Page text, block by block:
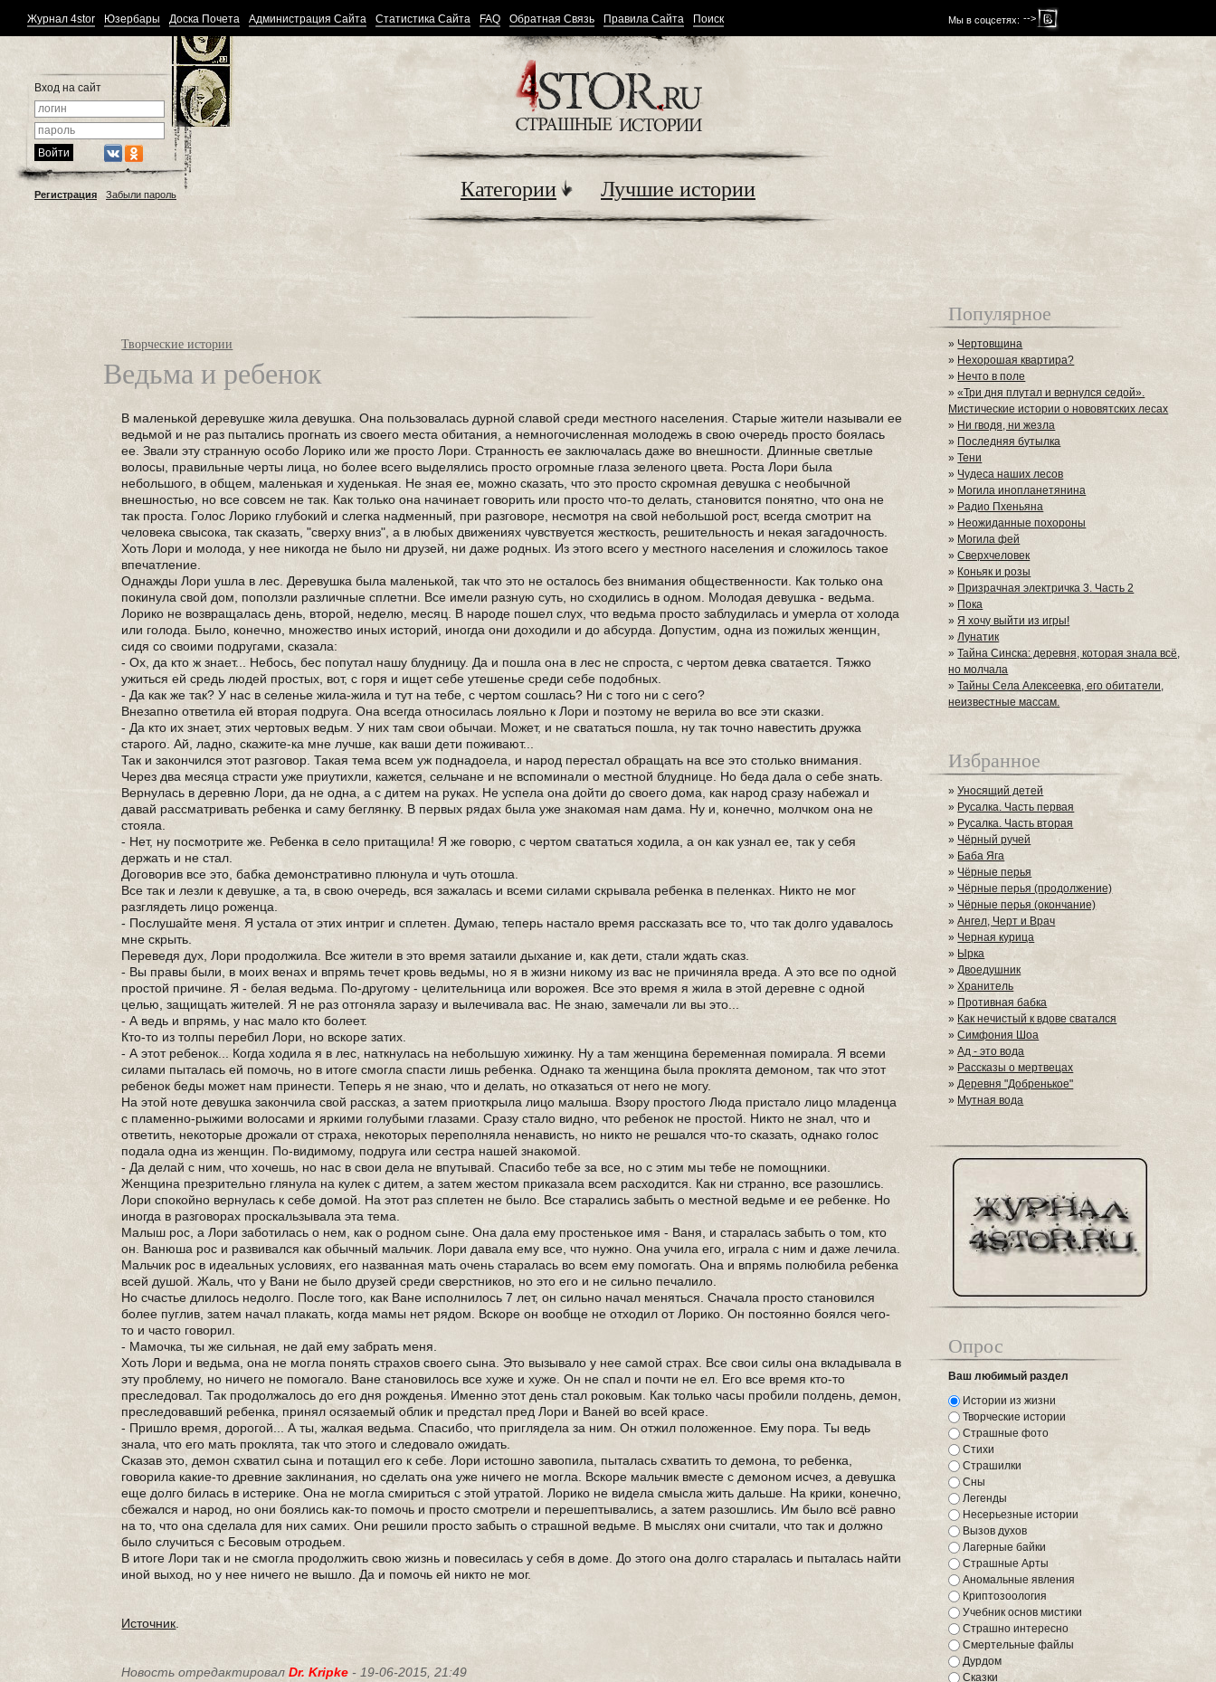
Мы в соцсетях: -->
Журнал 4stor Юзербары Доска Почета Администрация Сайта Статистика Сайта FAQ Обратная Связь Правила Сайта Поиск
Вход на сайт
Регистрация Забыли пароль Категории Лучшие истории
Творческие истории
Ведьма и ребенок
В маленькой деревушке жила девушка. Она пользовалась дурной славой среди местного населения. Старые жители называли ее
ведьмой и не раз пытались прогнать из своего места обитания, а немногочисленная молодежь в свою очередь просто боялась
ее. Звали эту странную особо Лорико или же просто Лори. Странность ее заключалась даже во внешности. Длинные светлые
волосы, правильные черты лица, но более всего выделялись просто огромные глаза зеленого цвета. Роста Лори была
небольшого, в общем, маленькая и худенькая. Не зная ее, можно сказать, что это просто скромная девушка с необычной
внешностью, но все совсем не так. Как только она начинает говорить или просто что-то делать, становится понятно, что она не
так проста. Голос Лорико глубокий и слегка надменный, при разговоре, несмотря на свой небольшой рост, всегда смотрит на
человека свысока, так сказать, "сверху вниз", а в любых движениях чувствуется жесткость, решительность и некая загадочность.
Хоть Лори и молода, у нее никогда не было ни друзей, ни даже родных. Из этого всего у местного населения и сложилось такое
впечатление.
Однажды Лори ушла в лес. Деревушка была маленькой, так что это не осталось без внимания общественности. Как только она
покинула свой дом, поползли различные сплетни. Все имели разную суть, но сходились в одном. Молодая девушка - ведьма.
Лорико не возвращалась день, второй, неделю, месяц. В народе пошел слух, что ведьма просто заблудилась и умерла от холода
или голода. Было, конечно, множество иных историй, иногда они доходили и до абсурда. Допустим, одна из пожилых женщин,
сидя со своими подругами, сказала:
- Ох, да кто ж знает... Небось, бес попутал нашу блудницу. Да и пошла она в лес не спроста, с чертом девка сватается. Тяжко
ужиться ей средь людей простых, вот, с горя и ищет себе утешенье среди себе подобных.
- Да как же так? У нас в селенье жила-жила и тут на тебе, с чертом сошлась? Ни с того ни с сего?
Внезапно ответила ей вторая подруга. Она всегда относилась лояльно к Лори и поэтому не верила во все эти сказки.
- Да кто их знает, этих чертовых ведьм. У них там свои обычаи. Может, и не свататься пошла, ну так точно навестить дружка
старого. Ай, ладно, скажите-ка мне лучше, как ваши дети поживают...
Так и закончился этот разговор. Такая тема всем уж поднадоела, и народ перестал обращать на все это столько внимания.
Через два месяца страсти уже приутихли, кажется, сельчане и не вспоминали о местной блуднице. Но беда дала о себе знать.
Вернулась в деревню Лори, да не одна, а с дитем на руках. Не успела она дойти до своего дома, как народ сразу набежал и
давай рассматривать ребенка и саму беглянку. В первых рядах была уже знакомая нам дама. Ну и, конечно, молчком она не
стояла.
- Нет, ну посмотрите же. Ребенка в село притащила! Я же говорю, с чертом свататься ходила, а он как узнал ее, так у себя
держать и не стал.
Договорив все это, бабка демонстративно плюнула и чуть отошла.
Все так и лезли к девушке, а та, в свою очередь, вся зажалась и всеми силами скрывала ребенка в пеленках. Никто не мог
разглядеть лицо роженца.
- Послушайте меня. Я устала от этих интриг и сплетен. Думаю, теперь настало время рассказать все то, что так долго удавалось
мне скрыть.
Переведя дух, Лори продолжила. Все жители в это время затаили дыхание и, как дети, стали ждать сказ.
- Вы правы были, в моих венах и впрямь течет кровь ведьмы, но я в жизни никому из вас не причиняла вреда. А это все по одной
простой причине. Я - белая ведьма. По-другому - целительница или ворожея. Все это время я жила в этой деревне с одной
целью, защищать жителей. Я не раз отгоняла заразу и вылечивала вас. Не знаю, замечали ли вы это...
- А ведь и впрямь, у нас мало кто болеет.
Кто-то из толпы перебил Лори, но вскоре затих.
- А этот ребенок... Когда ходила я в лес, наткнулась на небольшую хижинку. Ну а там женщина беременная помирала. Я всеми
силами пыталась ей помочь, но в итоге смогла спасти лишь ребенка. Однако та женщина была проклята демоном, так что этот
ребенок беды может нам принести. Теперь я не знаю, что и делать, но отказаться от него не могу.
На этой ноте девушка закончила свой рассказ, а затем приоткрыла лицо малыша. Взору простого Люда пристало лицо младенца
с пламенно-рыжими волосами и яркими голубыми глазами. Сразу стало видно, что ребенок не простой. Никто не знал, что и
ответить, некоторые дрожали от страха, некоторых переполняла ненависть, но никто не решался что-то сказать, однако голос
подала одна из женщин. По-видимому, подруга или сестра нашей знакомой.
- Да делай с ним, что хочешь, но нас в свои дела не впутывай. Спасибо тебе за все, но с этим мы тебе не помощники.
Женщина презрительно глянула на кулек с дитем, а затем жестом приказала всем расходится. Как ни странно, все разошлись.
Лори спокойно вернулась к себе домой. На этот раз сплетен не было. Все старались забыть о местной ведьме и ее ребенке. Но
иногда в разговорах проскальзывала эта тема.
Малыш рос, а Лори заботилась о нем, как о родном сыне. Она дала ему простенькое имя - Ваня, и старалась забыть о том, кто
он. Ванюша рос и развивался как обычный мальчик. Лори давала ему все, что нужно. Она учила его, играла с ним и даже лечила.
Мальчик рос в идеальных условиях, его названная мать очень старалась во всем ему помогать. Она и впрямь полюбила ребенка
всей душой. Жаль, что у Вани не было друзей среди сверстников, но это его и не сильно печалило.
Но счастье длилось недолго. После того, как Ване исполнилось 7 лет, он сильно начал меняться. Сначала просто становился
более пуглив, затем начал плакать, когда мамы нет рядом. Вскоре он вообще не отходил от Лорико. Он постоянно боялся чего-
то и часто говорил.
- Мамочка, ты же сильная, не дай ему забрать меня.
Хоть Лори и ведьма, она не могла понять страхов своего сына. Это вызывало у нее самой страх. Все свои силы она вкладывала в
эту проблему, но ничего не помогало. Ване становилось все хуже и хуже. Он не спал и почти не ел. Его все время кто-то
преследовал. Так продолжалось до его дня рожденья. Именно этот день стал роковым. Как только часы пробили полдень, демон,
преследовавший ребенка, принял осязаемый облик и предстал пред Лори и Ваней во всей красе.
- Пришло время, дорогой... А ты, жалкая ведьма. Спасибо, что приглядела за ним. Он отжил положенное. Ему пора. Ты ведь
знала, что его мать проклята, так что этого и следовало ожидать.
Сказав это, демон схватил сына и потащил его к себе. Лори истошно завопила, пыталась схватить то демона, то ребенка,
говорила какие-то древние заклинания, но сделать она уже ничего не могла. Вскоре мальчик вместе с демоном исчез, а девушка
еще долго билась в истерике. Она не могла смириться с этой утратой. Лорико не видела смысла жить дальше. На крики, конечно,
сбежался и народ, но они боялись как-то помочь и просто смотрели и перешептывались, а затем разошлись. Им было всё равно
на то, что она сделала для них самих. Они решили просто забыть о страшной ведьме. В мыслях они считали, что так и должно
было случиться с Бесовым отродьем.
В итоге Лори так и не смогла продолжить свою жизнь и повесилась у себя в доме. До этого она долго старалась и пыталась найти
иной выход, но у нее ничего не вышло. Да и помочь ей никто не мог.
Источник
Новость отредактировалDr. Kripke - 19-06-2015, 21:49
Популярное
» Чертовщина
» Нехорошая квартира?
» Нечто в поле
»«Три дня плутал и вернулся седой».
Мистические истории о нововятских лесах
» Ни гводя, ни жезла
» Последняя бутылка
»Тени
» Чудеса наших лесов
» Могила инопланетянина
» Радио Пхеньяна
» Неожиданные похороны
» Могила фей
»Сверхчеловек
» Коньяк и розы
» Призрачная электричка 3. Часть 2
» Пока
»Я хочу выйти из игры!
»Лунатик
»Тайна Синска: деревня, которая знала всё,
но молчала
»Тайны Села Алексеевка, его обитатели,
неизвестные массам.
Избранное
»Уносящий детей
» Русалка. Часть первая
» Русалка. Часть вторая
» Чёрный ручей
» Баба Яга
»Чёрные перья
» Чёрные перья (продолжение)
» Чёрные перья (окончание)
»Ангел, Черт и Врач
» Черная курица
» Ырка
»Двоедушник
»Хранитель
» Противная бабка
» Как нечистый к вдове сватался
»Симфония Шоа
»Ад - это вода
» Рассказы о мертвецах
»Деревня "Добренькое"
» Мутная вода
Опрос
Ваш любимый раздел
Истории из жизни
Творческие истории
Страшные фото
Стихи
Страшилки
Сны
Легенды
Несерьезные истории
Вызов духов
Лагерные байки
Страшные Арты
Аномальные явления
Криптозоология
Учебник основ мистики
Страшно интересно
Смертельные файлы
Дурдом
Сказки